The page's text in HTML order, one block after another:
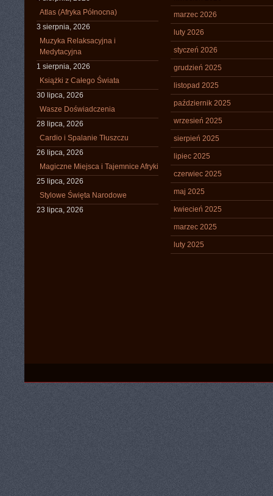
Atlas (Afryka Północna)
3 sierpnia, 2026
Muzyka Relaksacyjna i
Medytacyjna
1 sierpnia, 2026
Książki z Całego Świata
30 lipca, 2026
Wasze Doświadczenia
28 lipca, 2026
Cardio i Spalanie Tłuszczu
26 lipca, 2026
Magiczne Miejsca i Tajemnice Afryki
25 lipca, 2026
Stylowe Święta Narodowe
23 lipca, 2026
marzec 2026
luty 2026
styczeń 2026
grudzień 2025
listopad 2025
październik 2025
wrzesień 2025
sierpień 2025
lipiec 2025
czerwiec 2025
maj 2025
kwiecień 2025
marzec 2025
luty 2025